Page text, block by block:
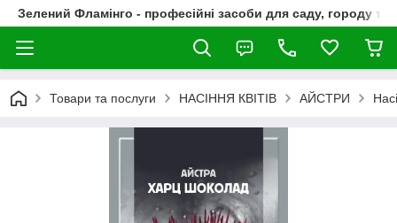
Зелений Фламінго - професійні засоби для саду, городу та
Товари та послуги НАСІННЯ КВІТІВ АЙСТРИ